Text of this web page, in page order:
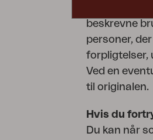
beskrevne
personer,
forpligtelser,
Ved en
til originalen.
Hvis du
Du kan når